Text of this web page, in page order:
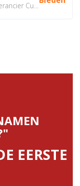
EERSTE